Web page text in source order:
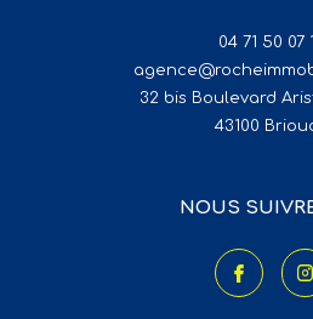
04 71 50 07
32 bis Boulevard
43100
NOUS